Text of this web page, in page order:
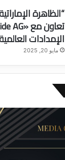
“الظاهرة
الإمدادات
مايو 20, 2025